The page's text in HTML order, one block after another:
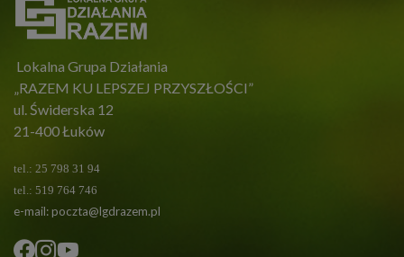
Lokalna Grupa Działania
„RAZEM KU LEPSZEJ PRZYSZŁOŚCI”
ul. Świderska 12
21-400 Łuków
tel.: 25 798 31 94
tel.: 519 764 746
e-mail:poczta@lgdrazem.pl